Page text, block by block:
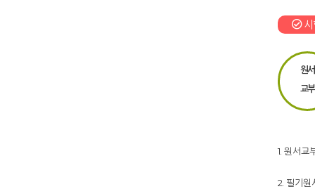
시
원서
교부
1. 원서교
2. 필기원